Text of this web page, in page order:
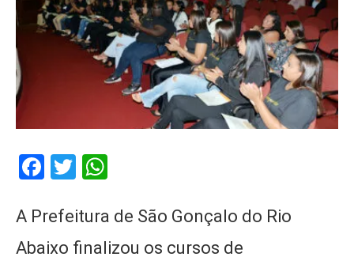
Facebook
Twitter
A Prefeitura de São Gonçalo do Rio
Abaixo finalizou os cursos de